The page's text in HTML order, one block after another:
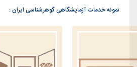
نمونه خدمات آزمایشگاهی گوهرشناسی ایران :